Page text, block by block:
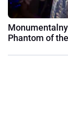
Phantom of